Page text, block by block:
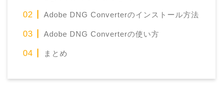
Adobe DNG Converterのインストール方法
Adobe DNG Converterの使い方
まとめ